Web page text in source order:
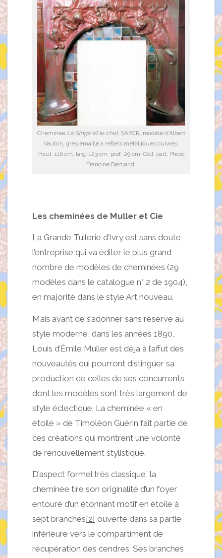
Cheminée Le Singe et le chat, SAPCR, modèle d’Albert
Vautrin, grès émaillé à reflets métalliques cuivrés.
Haut. 116 cm, larg. 123 cm, prof. 29 cm. Coll. part. Photo
Francine Bertrand.
Les cheminées de Muller et Cie
La Grande Tuilerie d’Ivry est sans doute
l’entreprise qui va éditer le plus grand
nombre de modèles de cheminées (29
modèles dans le catalogue n° 2 de 1904),
en majorité dans le style Art nouveau.
Mais avant de s’adonner sans réserve au
style moderne, dans les années 1890,
Louis d’Émile Muller est déjà à l’affut des
nouveautés qui pourront distinguer sa
production de celles de ses concurrents
dont les modèles sont très largement de
style éclectique. La cheminée « en
étoile » de Timoléon Guérin fait partie de
ces créations qui montrent une volonté
de renouvellement stylistique.
D’aspect formel très classique, la
cheminée tire son originalité d’un foyer
entouré d’un étonnant motif en étoile à
sept branches[2] ouverte dans sa partie
inférieure vers le compartiment de
récupération des cendres. Ses branches